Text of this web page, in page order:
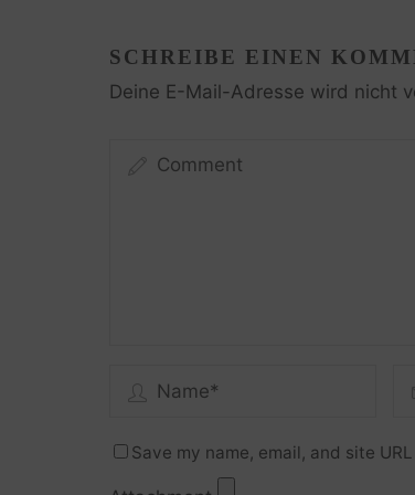
SCHREIBE EINEN
Deine E-Mail-Adresse wird nicht
Save my name, email, and site